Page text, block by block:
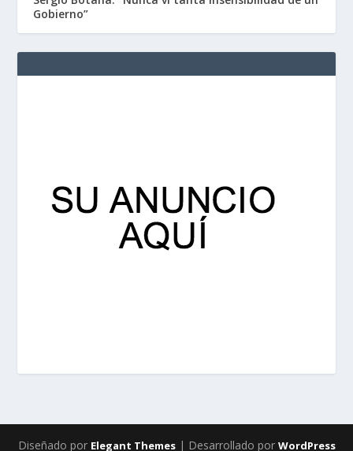
Gobierno”
Diseñado por Elegant Themes| Desarrollado por WordPress